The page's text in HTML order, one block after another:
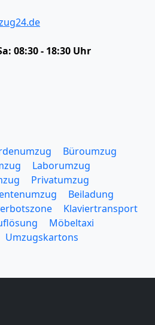
08:30 - 18:30 Uhr
Büroumzug
Laborumzug
Privatumzug
Beiladung
Klaviertransport
Möbeltaxi
Umzugskartons